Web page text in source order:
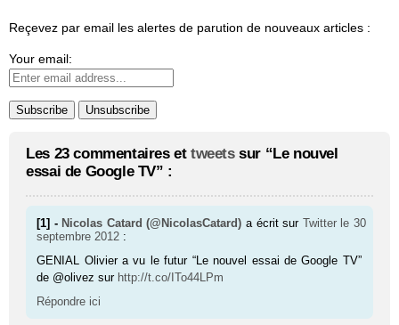
Reçevez par email les alertes de parution de nouveaux articles :
Your email:
Les 23 commentaires et tweetssur “Le nouvel
essai de Google TV” :
[1] - Nicolas Catard (@NicolasCatard) a écrit sur Twitter le 30
septembre 2012 :
GENIAL Olivier a vu le futur “Le nouvel essai de Google TV”
de @olivez sur http://t.co/ITo44LPm
Répondre ici